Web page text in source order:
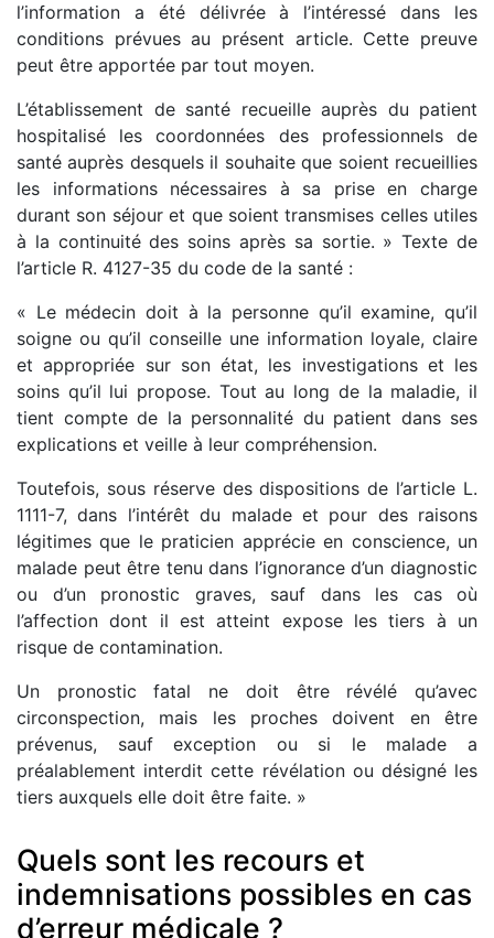
l’information a été délivrée à l’intéressé dans les
conditions prévues au présent article. Cette preuve
peut être apportée par tout moyen.
L’établissement de santé recueille auprès du patient
hospitalisé les coordonnées des professionnels de
santé auprès desquels il souhaite que soient recueillies
les informations nécessaires à sa prise en charge
durant son séjour et que soient transmises celles utiles
à la continuité des soins après sa sortie. »Texte de
l’article R. 4127-35 du code de la santé :
« Le médecin doit à la personne qu’il examine, qu’il
soigne ou qu’il conseille une information loyale, claire
et appropriée sur son état, les investigations et les
soins qu’il lui propose. Tout au long de la maladie, il
tient compte de la personnalité du patient dans ses
explications et veille à leur compréhension.
Toutefois, sous réserve des dispositions de l’article L.
1111-7, dans l’intérêt du malade et pour des raisons
légitimes que le praticien apprécie en conscience, un
malade peut être tenu dans l’ignorance d’un diagnostic
ou d’un pronostic graves, sauf dans les cas où
l’affection dont il est atteint expose les tiers à un
risque de contamination.
Un pronostic fatal ne doit être révélé qu’avec
circonspection, mais les proches doivent en être
prévenus, sauf exception ou si le malade a
préalablement interdit cette révélation ou désigné les
tiers auxquels elle doit être faite. »
Quels sont les recours et
indemnisations possibles en cas
d’erreur médicale ?